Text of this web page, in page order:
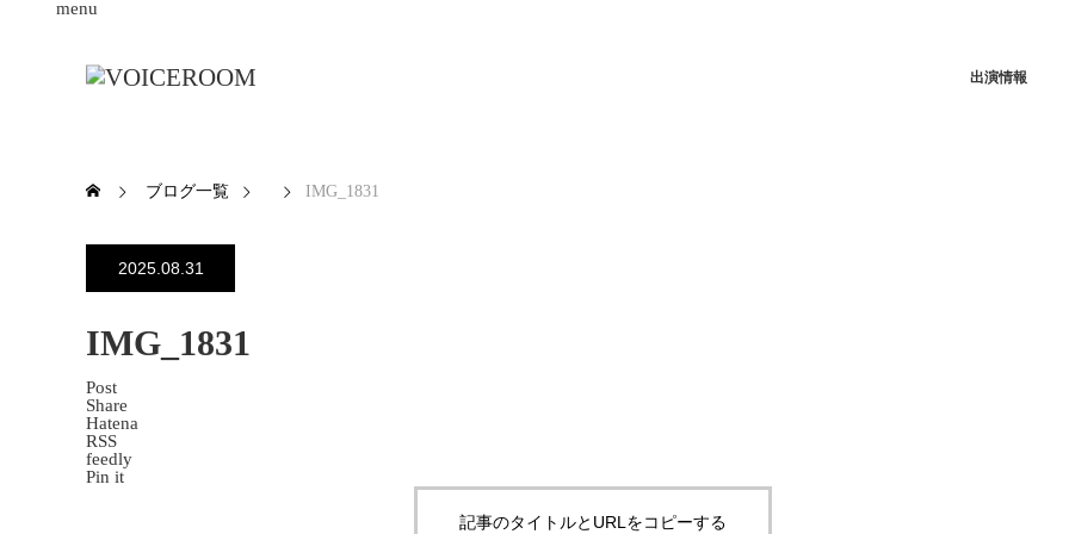
出演情報
menu
ブログ一覧 IMG_1831
2025.08.31
IMG_1831
Post
Share
Hatena
RSS
feedly
Pin it
記事のタイトルとURLをコピーする